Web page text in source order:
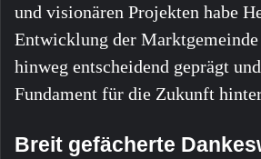
und visionären Projekten habe
Entwicklung der Marktgemeinde
hinweg entscheidend geprägt
Fundament für die Zukunft
Breit gefächerte